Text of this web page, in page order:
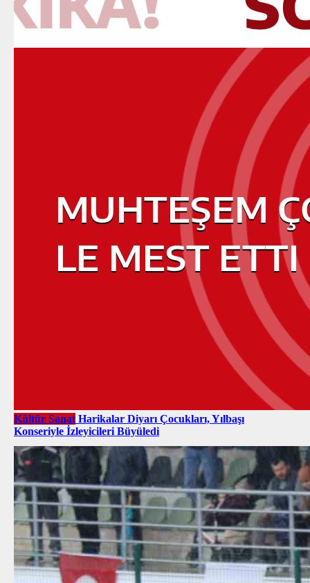
Kültür Sanat Harikalar Diyarı Çocukları, Yılbaşı
Konseriyle İzleyicileri Büyüledi